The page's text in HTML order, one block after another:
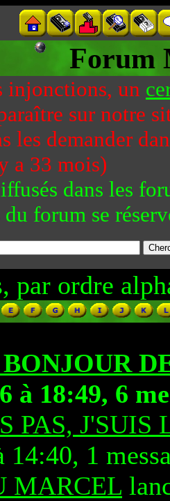
Forum
injonctions, un
sur notre
les demander
a 33 mois)
dans les
forum se
par ordre
à 18:49, 6
PAS, J'SUIS
14:40, 1
MARCEL